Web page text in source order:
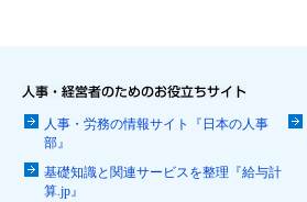
人事・労務の情報サイト『日本の人事
部』
基礎知識と関連サービスを整理『給与計
算.jp』